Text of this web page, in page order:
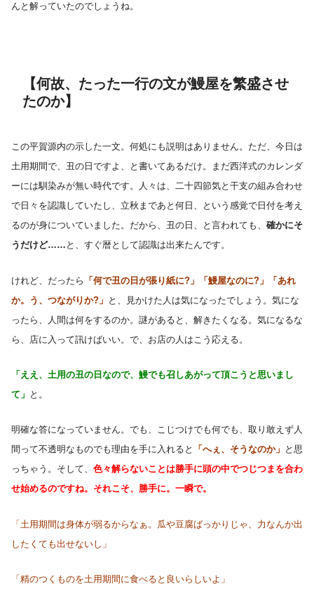
んと解っていたのでしょうね。
【何故、たった一行の文が鰻屋を繁盛させ
たのか】
この平賀源内の示した一文。何処にも説明はありません。ただ、今日は
土用期間で、丑の日ですよ、と書いてあるだけ。まだ西洋式のカレンダ
ーには馴染みが無い時代です。人々は、二十四節気と干支の組み合わせ
で日々を認識していたし、立秋まであと何日、という感覚で日付を考え
るのが身についていました。だから、丑の日、と言われても、 確かにそ
うだけど…… と、すぐ暦として認識は出来たんです。
けれど、だったら 「何で丑の日が張り紙に?」「鰻屋なのに?」「あれ
か。う、つながりか?」 と、見かけた人は気になったでしょう。気にな
ったら、人間は何をするのか。謎があると、解きたくなる。気になるな
ら、店に入って訊けばいい。で、お店の人はこう応える。
「ええ、土用の丑の日なので、鰻でも召しあがって頂こうと思いまし
て」 と。
明確な答になっていません。でも、こじつけでも何でも、取り敢えず人
間って不透明なものでも理由を手に入れると
「へぇ、そうなのか」 と思
っちゃう。そして、 色々解らないことは勝手に頭の中でつじつまを合わ
せ始めるのですね。それこそ、勝手に。一瞬で。
「土用期間は身体が弱るからなぁ。瓜や豆腐ばっかりじゃ、力なんか出
したくても出せないし」
「精のつくものを土用期間に食べると良いらしいよ」